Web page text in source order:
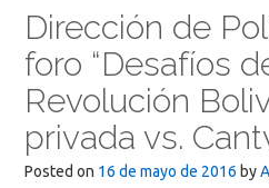
Dirección de
foro “Desafíos
Revolución
privada vs.
Posted on 16 de mayo de 2016 by